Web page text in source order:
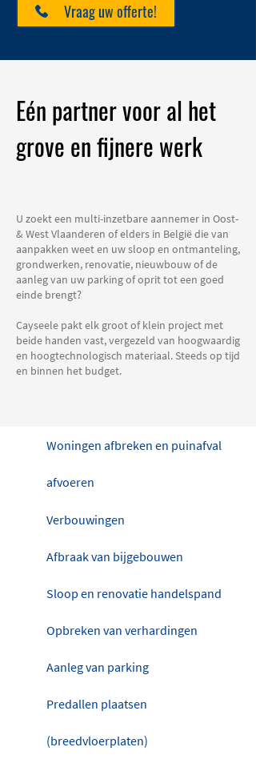
Vraag uw offerte!
Eén partner voor al het
grove en fijnere werk
U zoekt een multi-inzetbare aannemer in Oost-
& West Vlaanderen of elders in België die van
aanpakken weet en uw sloop en ontmanteling,
grondwerken, renovatie, nieuwbouw of de
aanleg van uw parking of oprit tot een goed
einde brengt?
Cayseele pakt elk groot of klein project met
beide handen vast, vergezeld van hoogwaardig
en hoogtechnologisch materiaal. Steeds op tijd
en binnen het budget.
Woningen afbreken en puinafval
afvoeren
Verbouwingen
Afbraak van bijgebouwen
Sloop en renovatie handelspand
Opbreken van verhardingen
Aanleg van parking
Predallen plaatsen
(breedvloerplaten)